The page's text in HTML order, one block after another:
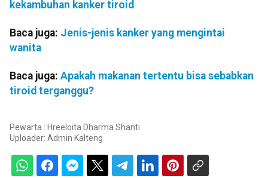
kekambuhan kanker tiroid
Baca juga: Jenis-jenis kanker yang mengintai
wanita
Baca juga: Apakah makanan tertentu bisa sebabkan
tiroid terganggu?
Pewarta : Hreeloita Dharma Shanti
Uploader: Admin Kalteng